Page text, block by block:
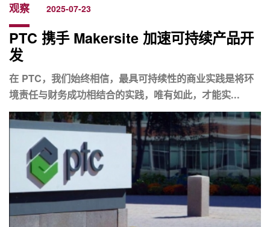
观察 2025-07-23
PTC 携手 Makersite 加速可持续产品开
发
在 PTC，我们始终相信，最具可持续性的商业实践是将环
境责任与财务成功相结合的实践，唯有如此，才能实...